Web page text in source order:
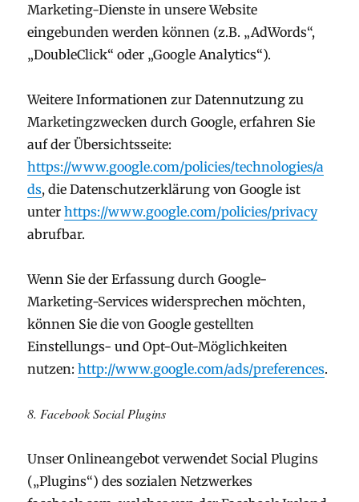
Marketing-Dienste in unsere Website
eingebunden werden können (z.B. „AdWords“,
„DoubleClick“ oder „Google Analytics“).
Weitere Informationen zur Datennutzung zu
Marketingzwecken durch Google, erfahren Sie
auf der Übersichtsseite:
https://www.google.com/policies/technologies/a
ds, die Datenschutzerklärung von Google ist
unterhttps://www.google.com/policies/privacy
abrufbar.
Wenn Sie der Erfassung durch Google-
Marketing-Services widersprechen möchten,
können Sie die von Google gestellten
Einstellungs- und Opt-Out-Möglichkeiten
nutzen:http://www.google.com/ads/preferences.
8. Facebook Social Plugins
Unser Onlineangebot verwendet Social Plugins
(„Plugins“) des sozialen Netzwerkes